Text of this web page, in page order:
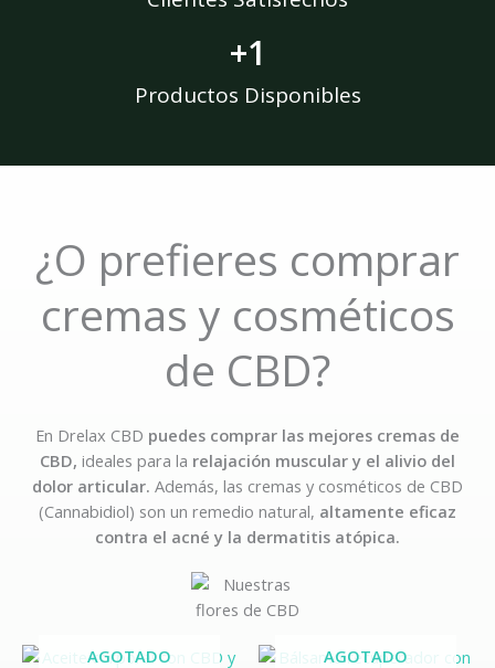
5
0
0
h
a
0
,
0
0
Productos Disponibles
+1
¿O prefieres comprar
cremas y cosméticos
de CBD?
En Drelax CBD puedes comprar las mejores cremas de
CBD, ideales para la relajación muscular y el alivio del
dolor articular. Además, las cremas y cosméticos de CBD
(Cannabidiol) son un remedio natural, altamente eficaz
contra el acné y la dermatitis atópica.
AGOTADO AGOTADO